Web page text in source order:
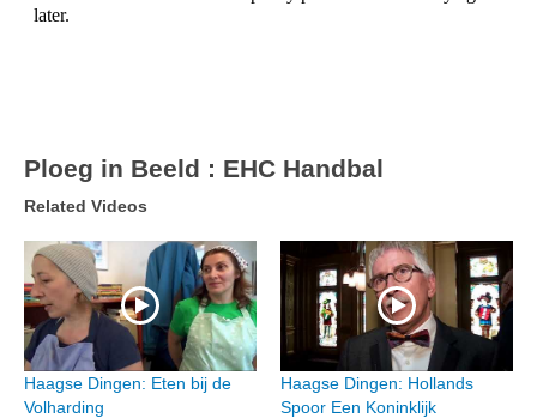
Ploeg in Beeld : EHC Handbal
Related Videos
Haagse Dingen: Eten bij de
Volharding
Haagse Dingen: Hollands
Spoor Een Koninklijk